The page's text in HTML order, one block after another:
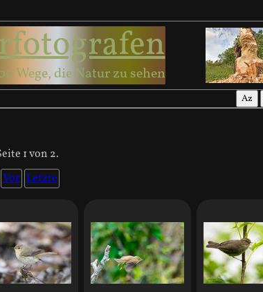
Wege, die Natur zu sehen
Az
1 von 2.
Vor Letzte